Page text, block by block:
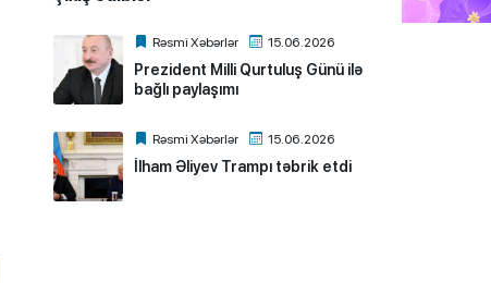
Rəsmi Xəbərlər 15.06.2026
Prezident Milli Qurtuluş Günü ilə
bağlı paylaşımı
Rəsmi Xəbərlər 15.06.2026
İlham Əliyev Trampı təbrik etdi